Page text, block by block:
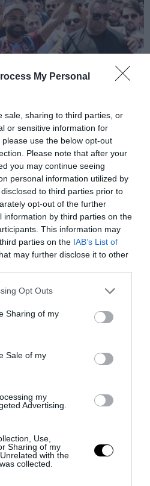
My Personal
sale, sharing to third parties, or
or sensitive information for
use the below opt-out
Please note that after your
you may continue seeing
personal information utilized by
to third parties prior to
opt-out of the further
information by third parties on the
This information may
parties on the IAB’s List of
may further disclose it to other
app uses one or more Google
behaviour. You may click to
and its third-party tags to
purposes in below Google
Opt Outs
Sharing of my
Sale of my
my
Advertising.
Use,
Sharing of my
with the
collected.
Μοχάμεντ Σαλάχ στην
οι φίλοι της
του «Φαραώ»
και επίσημα την